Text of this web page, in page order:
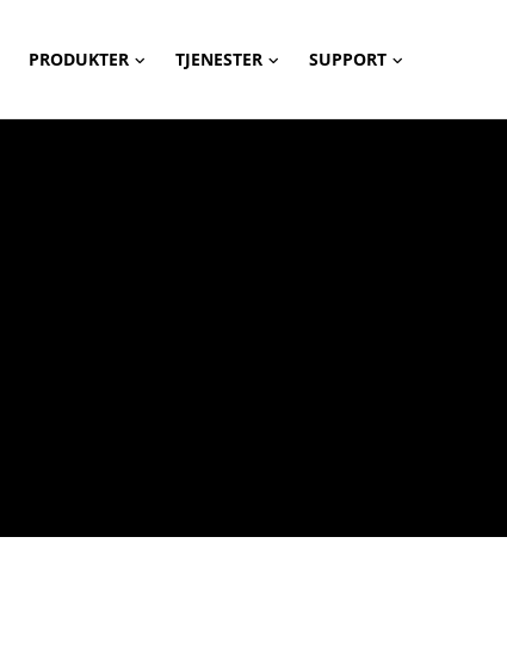
PRODUKTER TJENESTER SUPPORT